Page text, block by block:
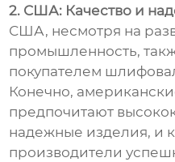
2. США: Качество и
США, несмотря на
промышленность,
покупателем
Конечно,
предпочитают
надежные изделия, и
производители